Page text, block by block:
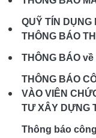
QUỸ TÍN
THÔNG BÁO
THÔNG BÁO
THÔNG BÁO
VÀO VIÊN
TƯ XÂY DỰNG
Thông báo